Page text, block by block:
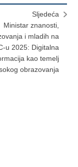
Sljedeća
Ministar znanosti,
i mladih na
u 2025: Digitalna
kao temelj
obrazovanja